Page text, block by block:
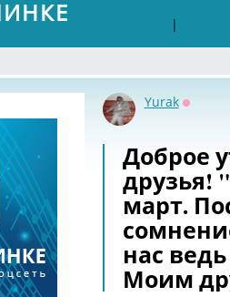
|
Yurak
Доброе
друзья!
март.
нас
Моим